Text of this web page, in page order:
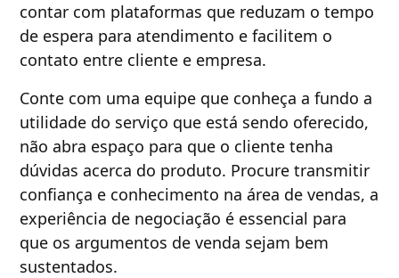
contar com plataformas que reduzam o tempo
de espera para atendimento e facilitem o
contato entre cliente e empresa.
Conte com uma equipe que conheça a fundo a
utilidade do serviço que está sendo oferecido,
não abra espaço para que o cliente tenha
dúvidas acerca do produto. Procure transmitir
confiança e conhecimento na área de vendas, a
experiência de negociação é essencial para
que os argumentos de venda sejam bem
sustentados.